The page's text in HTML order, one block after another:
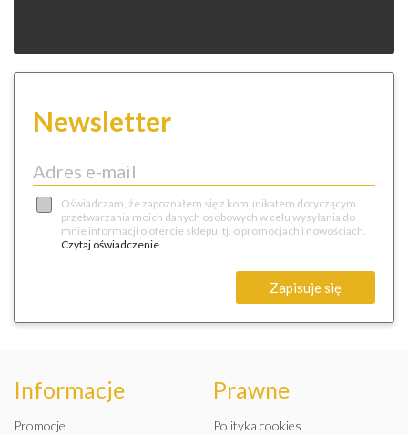
Newsletter
Oświadczam, że zapoznałem się z komunikatem dotyczącym
przetwarzania moich danych osobowych w celu wysyłania do
mnie informacji o ofercie sklepu, tj. o promocjach i nowościach.
Czytaj oświadczenie
Zapisuje się
Informacje
Promocje
Prawne
Polityka cookies